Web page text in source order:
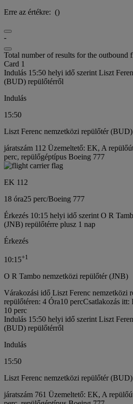
Erre az értékre: ()
-
Total number of results for the outbound
Card 1
Indulás 15:50 helyi idő szerint Liszt
(BUD) repülőtérről
Indulás
15:50
Liszt Ferenc nemzetközi repülőtér (BUD)
járatszám 112 Üzemeltető: EK, A
perc, repülőgéptípus Boeing 777
EK 112
18 óra25 perc/Boeing 777
Érkezés 10:15 helyi idő szerint O R
(JNB) repülőtérre plusz 1 nap
Érkezés
10:15+1
O R Tambo nemzetközi repülőtér (JNB)
Várakozási idő Liszt Ferenc nemzetközi
repülőtéren: 4 Óra10 percCsatlakozás itt:
10 perc
Indulás 15:50 helyi idő szerint Liszt
(BUD) repülőtérről
Indulás
15:50
Liszt Ferenc nemzetközi repülőtér (BUD)
járatszám 761 Üzemeltető: EK, A